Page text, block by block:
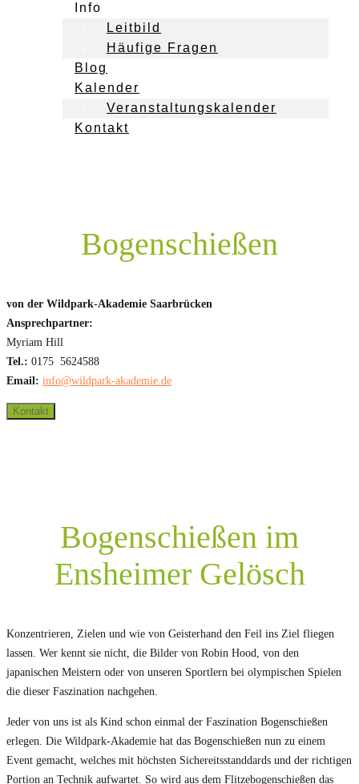
Info
Leitbild
Häufige Fragen
Blog
Kalender
Veranstaltungskalender
Kontakt
Bogenschießen
von der Wildpark-Akademie Saarbrücken
Ansprechpartner:
Myriam Hill
Tel.: 0175 5624588
Email: info@wildpark-akademie.de
Kontakt
Bogenschießen im
Ensheimer Gelösch
Konzentrieren, Zielen und wie von Geisterhand den Feil ins Ziel fliegen
lassen. Wer kennt sie nicht, die Bilder von Robin Hood, von den
japanischen Meistern oder von unseren Sportlern bei olympischen Spielen
die dieser Faszination nachgehen.
Jeder von uns ist als Kind schon einmal der Faszination Bogenschießen
erlegen. Die Wildpark-Akademie hat das Bogenschießen nun zu einem
Event gemacht, welches mit höchsten Sichereitsstanddards und der richtigen
Portion an Technik aufwartet. So wird aus dem Flitzebogenschießen das